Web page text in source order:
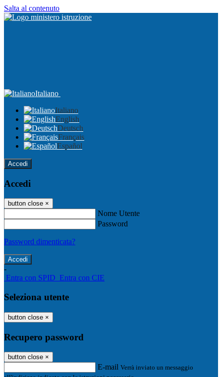
Salta al contenuto
Italiano
Italiano
English
Deutsch
Français
Español
Accedi
Accedi
button close ×
Nome Utente
Password
Password dimenticata?
-
Entra con SPID Entra con CIE
Seleziona utente
button close ×
Recupero password
button close ×
E-mail Verrà inviato un messaggio